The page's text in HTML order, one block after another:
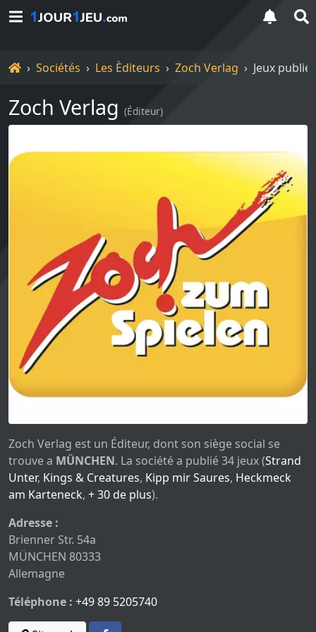
Accueil
Sociétés Les Èditeurs Zoch Verlag Jeux publiés
Zoch Verlag (Éditeur)
Zoch Verlag est un Éditeur, dont son siège social se
trouve a MÜNCHEN. La société a publié 34 jeux (Strand
Unter, Kings & Creatures, Kipp mir Saures, Heckmeck
am Karteneck, + 30 de plus).
Adresse :
Brienner Str. 54a
MÜNCHEN 80333
Allemagne
Téléphone : +49 89 5205740